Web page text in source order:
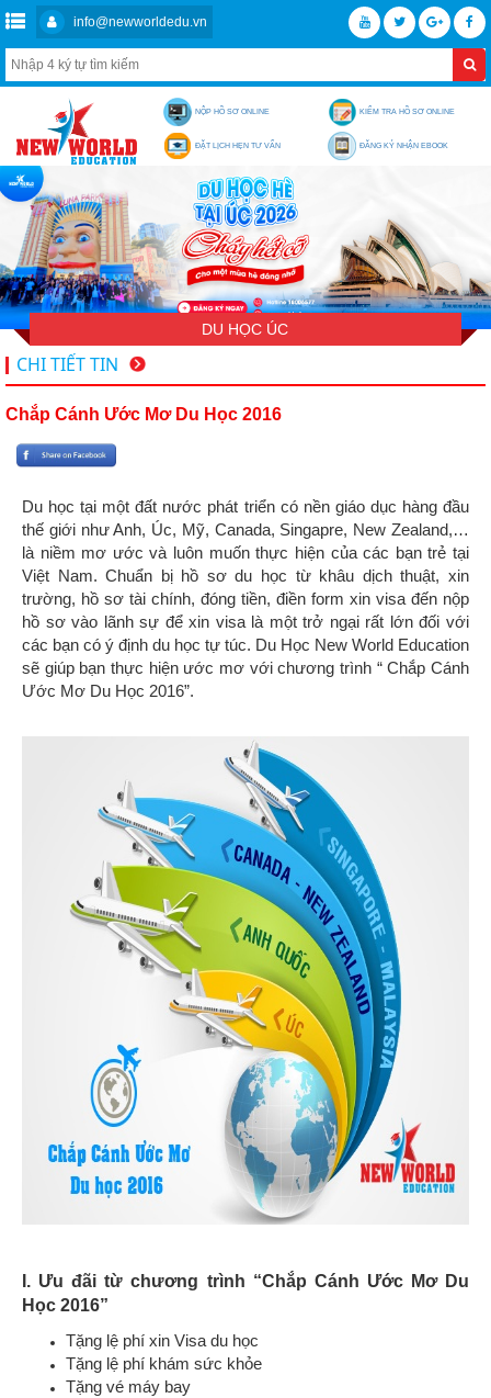
info@newworldedu.vn
NỘP HỒ SƠ ONLINE KIỂM TRA HỒ SƠ ONLINE
ĐẶT LỊCH HẸN TƯ VẤN ĐĂNG KÝ NHẬN EBOOK
DU HỌC ÚC
CHI TIẾT TIN
Chắp Cánh Ước Mơ Du Học 2016
Du học tại một đất nước phát triển có nền giáo dục hàng đầu
thế giới như Anh, Úc, Mỹ, Canada, Singapre, New Zealand,…
là niềm mơ ước và luôn muốn thực hiện của các bạn trẻ tại
Việt Nam. Chuẩn bị hồ sơ du học từ khâu dịch thuật, xin
trường, hồ sơ tài chính, đóng tiền, điền form xin visa đến nộp
hồ sơ vào lãnh sự để xin visa là một trở ngại rất lớn đối với
các bạn có ý định du học tự túc. Du Học New World Education
sẽ giúp bạn thực hiện ước mơ với chương trình “ Chắp Cánh
Ước Mơ Du Học 2016”.
I. Ưu đãi từ chương trình “Chắp Cánh Ước Mơ Du
Học 2016”
Tặng lệ phí xin Visa du học
Tặng lệ phí khám sức khỏe
Tặng vé máy bay